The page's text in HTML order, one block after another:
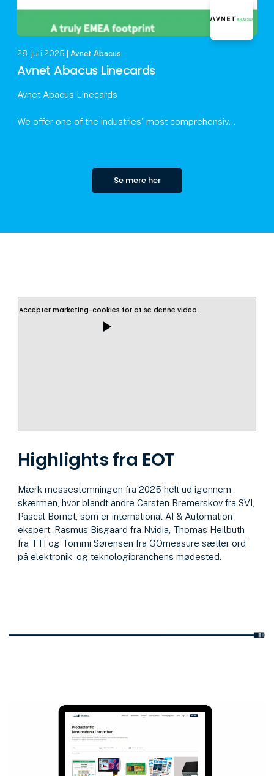
28. juli 2025 | Avnet Abacus
Avnet Abacus Linecards
Avnet Abacus Linecards
We offer one of the industries' most comprehensive
Se mere her
Accepter marketing-cookies for at se denne video.
play_arrow
Highlights fra EOT
Mærk messestemningen fra 2025 helt ud igennem
skærmen, hvor blandt andre Carsten Bremerskov fra SVI,
Pascal Bornet, som er international AI & Automation
ekspert, Rasmus Bisgaard fra Nvidia, Thomas Heilbuth
fra TTI og Tommi Sørensen fra GOmeasure sætter ord
på elektronik- og teknologibranchens mødested.